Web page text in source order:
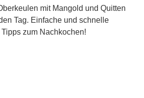
mit Mangold und Quitten
Tag. Einfache und schnelle
zum Nachkochen!